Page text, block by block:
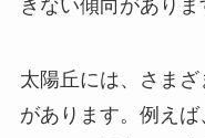
きない傾向がありま
太陽丘には、さま
があります。例え